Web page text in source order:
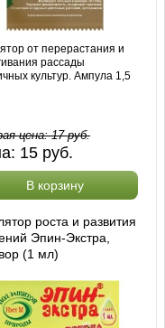
от перерастания и
рассады
культур. Ампула 1,5
цена:17руб.
15 руб.
В корзину
роста и развития
Эпин-Экстра,
(1 мл)